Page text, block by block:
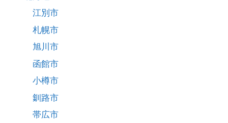
江別市
札幌市
旭川市
函館市
小樽市
釧路市
帯広市